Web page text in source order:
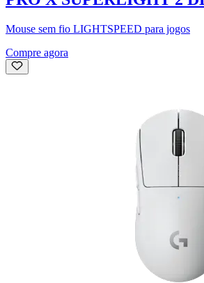
Mouse sem fio LIGHTSPEED para jogos
Compre agora